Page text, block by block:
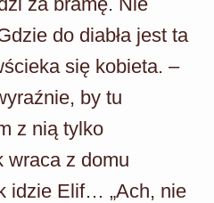
do diabła jest ta
się kobieta. –
by tu
z nią tylko
wraca z domu
idzie Elif… „Ach, nie